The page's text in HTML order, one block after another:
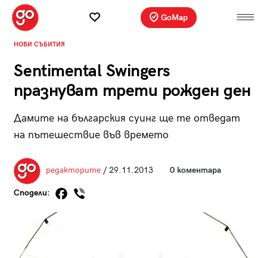
GoMap
НОВИ СЪБИТИЯ
Sentimental Swingers
празнуват трети рожден ден
Дамите на българския суинг ще те отведат
на пътешествие във времето
редакторите/ 29.11.2013 0 коментара
Сподели: